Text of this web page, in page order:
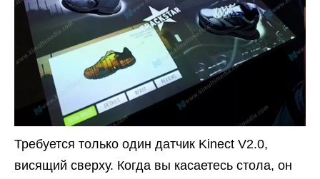
Требуется только один датчик Kinect V2.0,
висящий сверху. Когда вы касаетесь стола, он